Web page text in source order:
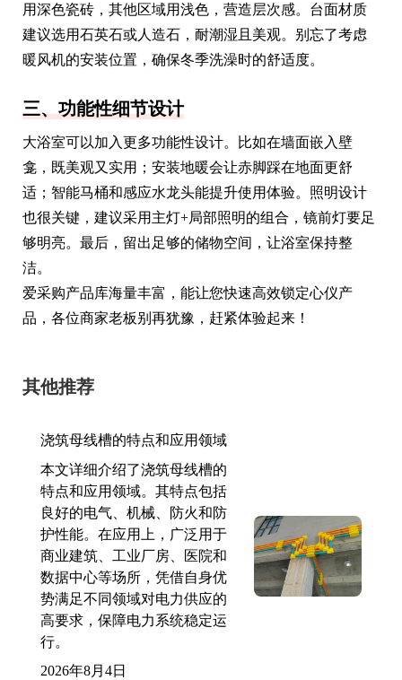
用深色瓷砖，其他区域用浅色，营造层次感。台面材质
建议选用石英石或人造石，耐潮湿且美观。别忘了考虑
暖风机的安装位置，确保冬季洗澡时的舒适度。
三、功能性细节设计
大浴室可以加入更多功能性设计。比如在墙面嵌入壁
龛，既美观又实用；安装地暖会让赤脚踩在地面更舒
适；智能马桶和感应水龙头能提升使用体验。照明设计
也很关键，建议采用主灯+局部照明的组合，镜前灯要足
够明亮。最后，留出足够的储物空间，让浴室保持整
洁。
爱采购产品库海量丰富，能让您快速高效锁定心仪产
品，各位商家老板别再犹豫，赶紧体验起来！
其他推荐
浇筑母线槽的特点和应用领域
本文详细介绍了浇筑母线槽的
特点和应用领域。其特点包括
良好的电气、机械、防火和防
护性能。在应用上，广泛用于
商业建筑、工业厂房、医院和
数据中心等场所，凭借自身优
势满足不同领域对电力供应的
高要求，保障电力系统稳定运
行。
2026年8月4日